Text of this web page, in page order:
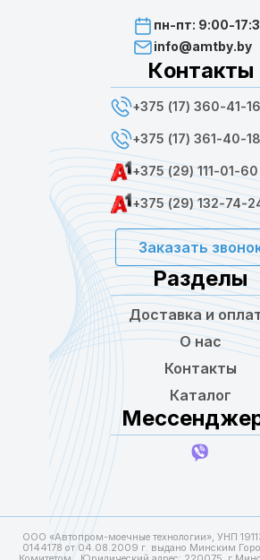
пн-пт: 9:00-
info@amtby.by
Контакты
+375 (17) 360-41-16
+375 (17) 361-40-18
+375 (29) 111-01-60
+375 (29) 132-74-
Заказать
Разделы
Доставка и
О нас
Контакты
Каталог
ООО «Автопром-моечные технологии», УНП
0144178 от 04.08.2009 г. выдано Минским